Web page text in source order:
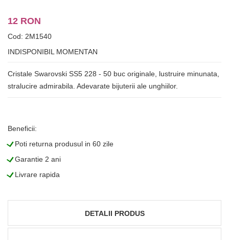
12 RON
Cod: 2M1540
INDISPONIBIL MOMENTAN
Cristale Swarovski SS5 228 - 50 buc originale, lustruire minunata,
stralucire admirabila. Adevarate bijuterii ale unghiilor.
Beneficii:
LPoti returna produsul in 60 zile
LGarantie 2 ani
LLivrare rapida
DETALII PRODUS